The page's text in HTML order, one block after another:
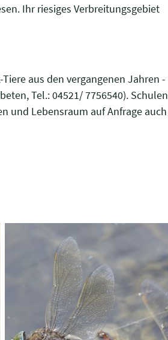
Ihr riesiges Verbreitungsgebiet
aus den vergangenen Jahren -
Tel.: 04521/ 7756540). Schulen
und Lebensraum auf Anfrage auch